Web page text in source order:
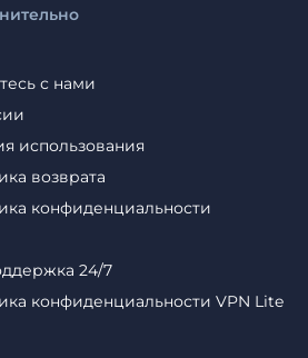
с нами
использования
возврата
конфиденциальности
24/7
конфиденциальности VPN Lite